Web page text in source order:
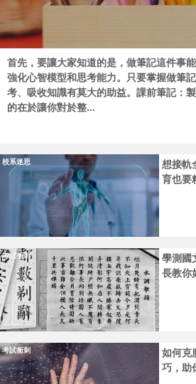
首先，要讓大家知道的是，做筆記這件事
強化心智模型和思考能力。只要掌握做筆
考、吸收知識有莫大的助益。課前筆記：
的在於讓你對於整...
校系迷思
想接軌
育也要
考試衝刺
學測國
長教你
考試衝刺
如何克
巧，助